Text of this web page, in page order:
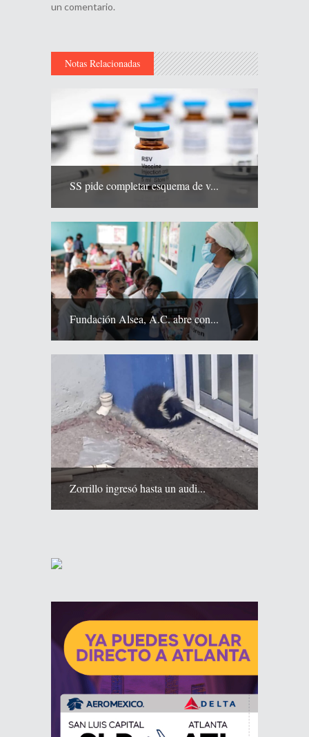
un comentario.
Notas Relacionadas
SS pide completar esquema de v...
Fundación Alsea, A.C. abre con...
Zorrillo ingresó hasta un audi...